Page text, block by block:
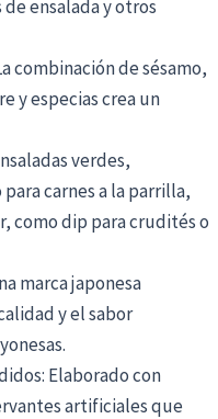
ensalada y otros
combinación de sésamo,
y especias crea un
verdes,
carnes a la parrilla,
como dip para crudités o
marca japonesa
y el sabor
Elaborado con
artificiales que